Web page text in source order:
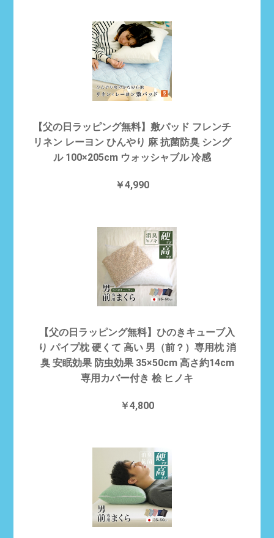
【父の日ラッピング無料】敷パッド フレンチ
リネン レーヨン ひんやり 麻 抗菌防臭 シング
ル 100×205cm ウォッシャブル 冷感
￥4,990
【父の日ラッピング無料】ひのきキューブ入
り パイプ枕 硬くて 高い 男（前？）専用枕 消
臭 安眠効果 防虫効果 35×50cm 高さ約14cm
専用カバー付き 桧 ヒノキ
￥4,800